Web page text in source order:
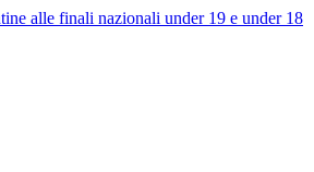
alle finali nazionali under 19 e under 18